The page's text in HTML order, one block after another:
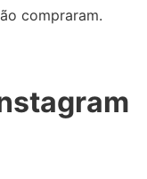
compraram.